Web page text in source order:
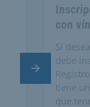
con
Si
debe
tiene
que
Diapositiva